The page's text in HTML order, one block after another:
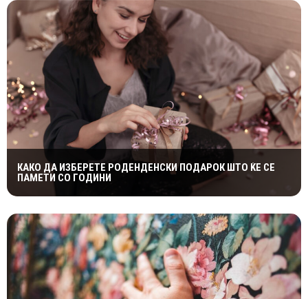
КАКО ДА ИЗБЕРЕТЕ РОДЕНДЕНСКИ ПОДАРОК ШТО ЌЕ СЕ
ПАМЕТИ СО ГОДИНИ